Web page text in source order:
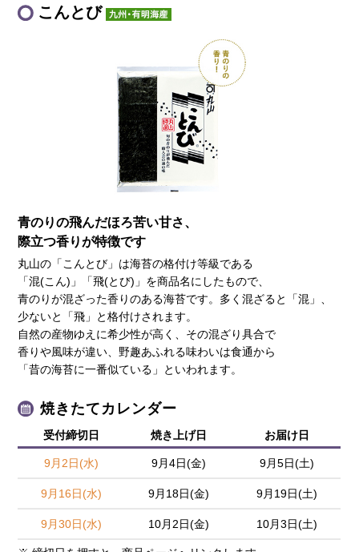
こんとび
青のりの飛んだほろ苦い甘さ、
際立つ香りが特徴です
丸山の「こんとび」は海苔の格付け等級である
「混(こん)」「飛(とび)」を商品名にしたもので、
青のりが混ざった香りのある海苔です。多く混ざると「混」、
少ないと「飛」と格付けされます。
自然の産物ゆえに希少性が高く、その混ざり具合で
香りや風味が違い、野趣あふれる味わいは食通から
「昔の海苔に一番似ている」といわれます。
焼きたてカレンダー
受付締切日 焼き上げ日 お届け日
9月2日(水) 9月4日(金) 9月5日(土)
9月16日(水) 9月18日(金) 9月19日(土)
9月30日(水) 10月2日(金) 10月3日(土)